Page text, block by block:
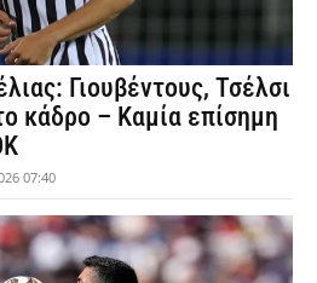
Γιουβέντους, Τσέλσι
κάδρο – Καμία επίσημη
07:40